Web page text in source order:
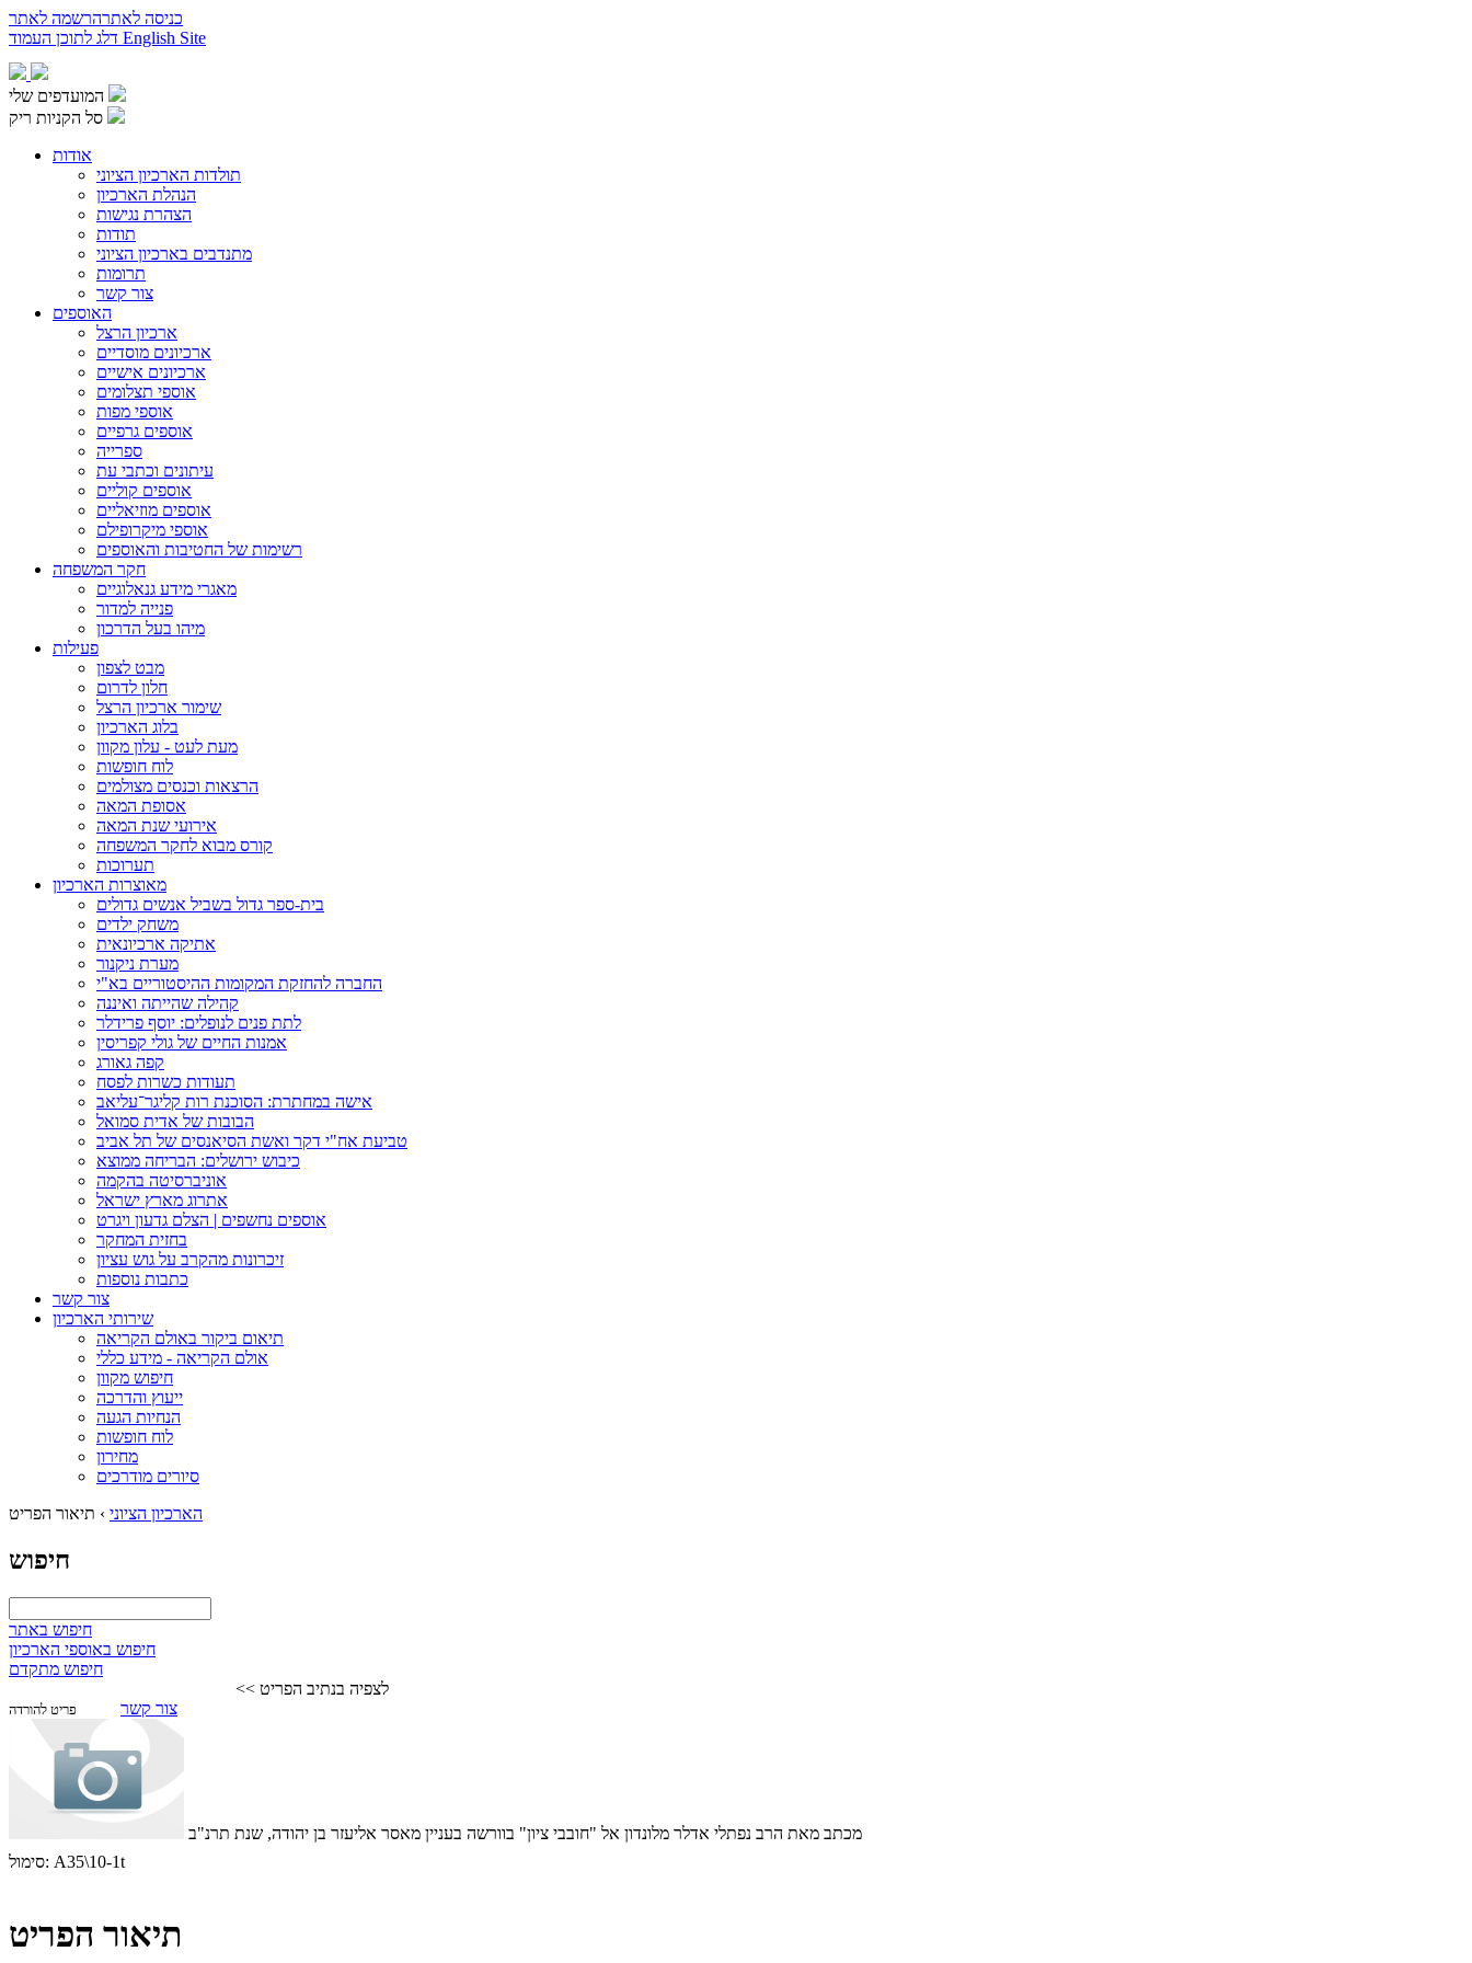
כניסה לאתרהרשמה לאתר
English Site
המועדפים שלי
סל הקניות ריק
אודות
תולדות הארכיון הציוני
הנהלת הארכיון
הצהרת נגישות
תודות
מתנדבים בארכיון הציוני
תרומות
צור קשר
האוספים
ארכיון הרצל
ארכיונים מוסדיים
ארכיונים אישיים
אוספי תצלומים
אוספי מפות
אוספים גרפיים
ספרייה
עיתונים וכתבי עת
אוספים קוליים
אוספים מוזיאליים
אוספי מיקרופילם
רשימות של החטיבות והאוספים
חקר המשפחה
מאגרי מידע גנאלוגיים
פנייה למדור
מיהו בעל הדרכון
פעילות
מבט לצפון
חלון לדרום
שימור ארכיון הרצל
בלוג הארכיון
מעת לעט - עלון מקוון
לוח חופשות
הרצאות וכנסים מצולמים
אסופת המאה
אירועי שנת המאה
קורס מבוא לחקר המשפחה
תערוכות
מאוצרות הארכיון
בית-ספר גדול בשביל אנשים גדולים
משחק ילדים
אתיקה ארכיונאית
מערת ניקנור
החברה להחזקת המקומות ההיסטוריים בא"י
קהילה שהייתה ואיננה
לתת פנים לנופלים: יוסף פרידלר
אמנות החיים של גולי קפריסין
קפה גאורג
תעודות כשרות לפסח
אישה במחתרת: הסוכנת רות קליגר־עליאב
הבובות של אדית סמואל
טביעת אח"י דקר ואשת הסיאנסים של תל אביב
כיבוש ירושלים: הבריחה ממוצא
אוניברסיטה בהקמה
אתרוג מארץ ישראל
אוספים נחשפים | הצלם גדעון ויגרט
בחזית המחקר
זיכרונות מהקרב על גוש עציון
כתבות נוספות
צור קשר
שירותי הארכיון
תיאום ביקור באולם הקריאה
אולם הקריאה - מידע כללי
חיפוש מקוון
ייעוץ והדרכה
הנחיות הגעה
לוח חופשות
מחירון
סיורים מודרכים
הארכיון הציוני › תיאור הפריט
חיפוש
חיפוש באתר
חיפוש באוספי הארכיון
חיפוש מתקדם
לצפיה בנתיב הפריט >>
פריט להורדה צור קשר
מכתב מאת הרב נפתלי אדלר מלונדון אל "חובבי ציון" בוורשה בעניין מאסר אליעזר בן יהודה, שנת תרנ"ב
סימול: A35\10-1t
תיאור הפריט